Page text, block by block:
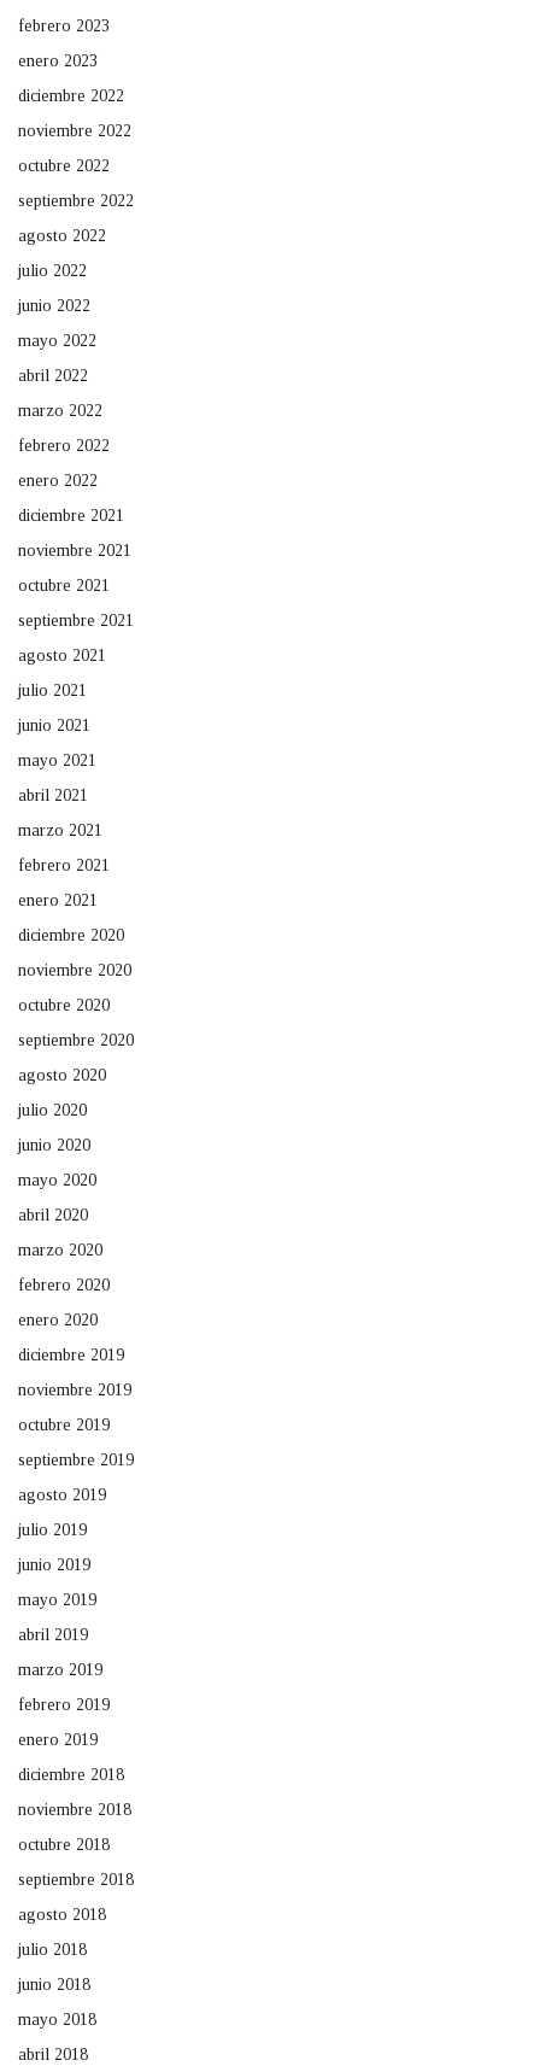
febrero 2023
enero 2023
diciembre 2022
noviembre 2022
octubre 2022
septiembre 2022
agosto 2022
julio 2022
junio 2022
mayo 2022
abril 2022
marzo 2022
febrero 2022
enero 2022
diciembre 2021
noviembre 2021
octubre 2021
septiembre 2021
agosto 2021
julio 2021
junio 2021
mayo 2021
abril 2021
marzo 2021
febrero 2021
enero 2021
diciembre 2020
noviembre 2020
octubre 2020
septiembre 2020
agosto 2020
julio 2020
junio 2020
mayo 2020
abril 2020
marzo 2020
febrero 2020
enero 2020
diciembre 2019
noviembre 2019
octubre 2019
septiembre 2019
agosto 2019
julio 2019
junio 2019
mayo 2019
abril 2019
marzo 2019
febrero 2019
enero 2019
diciembre 2018
noviembre 2018
octubre 2018
septiembre 2018
agosto 2018
julio 2018
junio 2018
mayo 2018
abril 2018